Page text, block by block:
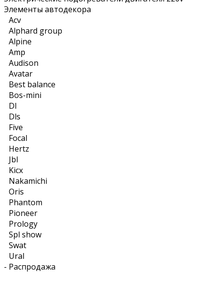
Элементы автодекора
-
Acv
Alphard group
Alpine
Amp
Audison
Avatar
Best balance
Bos-mini
Dl
Dls
Five
Focal
Hertz
Jbl
Kicx
Nakamichi
Oris
Phantom
Pioneer
Prology
Spl show
Swat
Ural
Распродажа